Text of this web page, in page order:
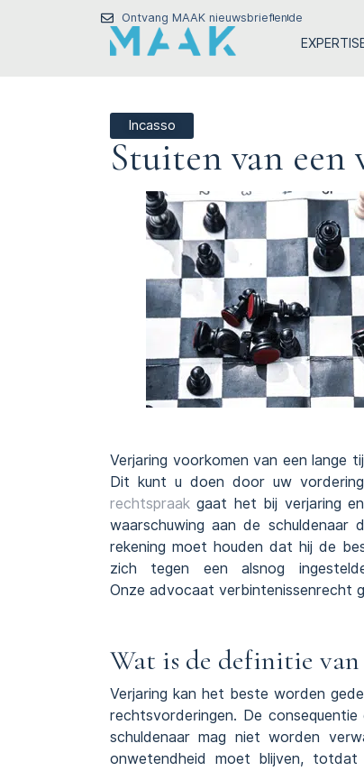
Ontvang MAAK nieuwsbriefende
Incasso
Stuiten van een
Verjaring voorkomen van een lange
Dit kunt u doen door uw
rechtspraakgaat het bij verjaring
waarschuwing aan de
rekening moet houden dat hij de
zich tegen een alsnog
Onze advocaat verbintenissenrecht
Wat is de definitie
Verjaring kan het beste worden
rechtsvorderingen. De
schuldenaar mag niet worden
onwetendheid moet blijven,